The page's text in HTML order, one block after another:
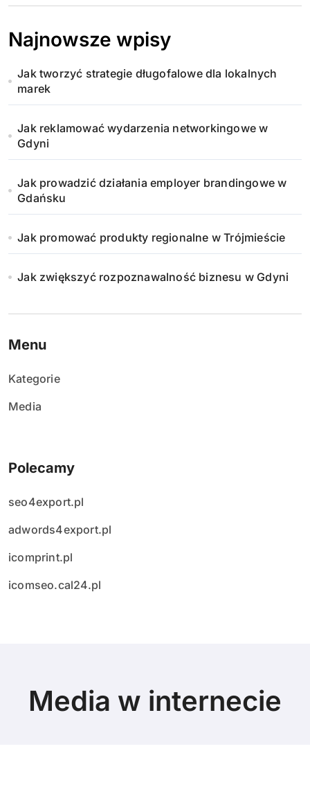
Najnowsze wpisy
Jak tworzyć strategie długofalowe dla lokalnych
marek
Jak reklamować wydarzenia networkingowe w
Gdyni
Jak prowadzić działania employer brandingowe w
Gdańsku
Jak promować produkty regionalne w Trójmieście
Jak zwiększyć rozpoznawalność biznesu w Gdyni
Menu
Kategorie
Media
Polecamy
seo4export.pl
adwords4export.pl
icomprint.pl
icomseo.cal24.pl
Media w internecie